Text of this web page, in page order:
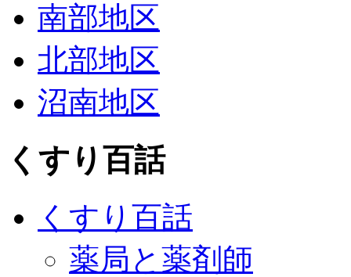
南部地区
北部地区
沼南地区
くすり百話
くすり百話
薬局と薬剤師